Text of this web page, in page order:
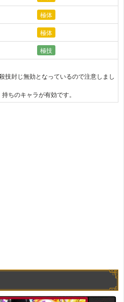
極体
極体
極技
技封じ無効となっているので注意しまし
ちのキャラが有効です。